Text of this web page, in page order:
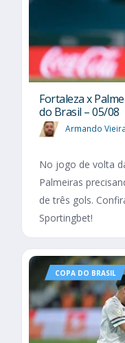
Fortaleza x
do Brasil – 05/08
Armando Vieira
No jogo de volta
Palmeiras
de três gols.
Sportingbet!
COPA DO BRASIL